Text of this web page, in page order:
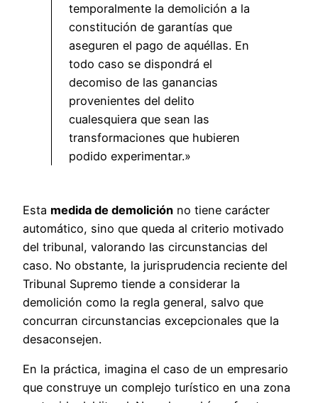
temporalmente la demolición a la
constitución de garantías que
aseguren el pago de aquéllas. En
todo caso se dispondrá el
decomiso de las ganancias
provenientes del delito
cualesquiera que sean las
transformaciones que hubieren
podido experimentar.»
Esta medida de demolición no tiene carácter
automático, sino que queda al criterio motivado
del tribunal, valorando las circunstancias del
caso. No obstante, la jurisprudencia reciente del
Tribunal Supremo tiende a considerar la
demolición como la regla general, salvo que
concurran circunstancias excepcionales que la
desaconsejen.
En la práctica, imagina el caso de un empresario
que construye un complejo turístico en una zona